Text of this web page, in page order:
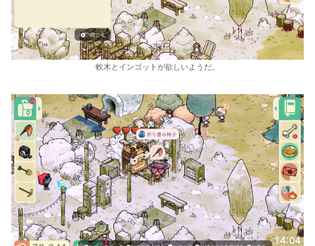
軟木とインゴットが欲しいようだ。